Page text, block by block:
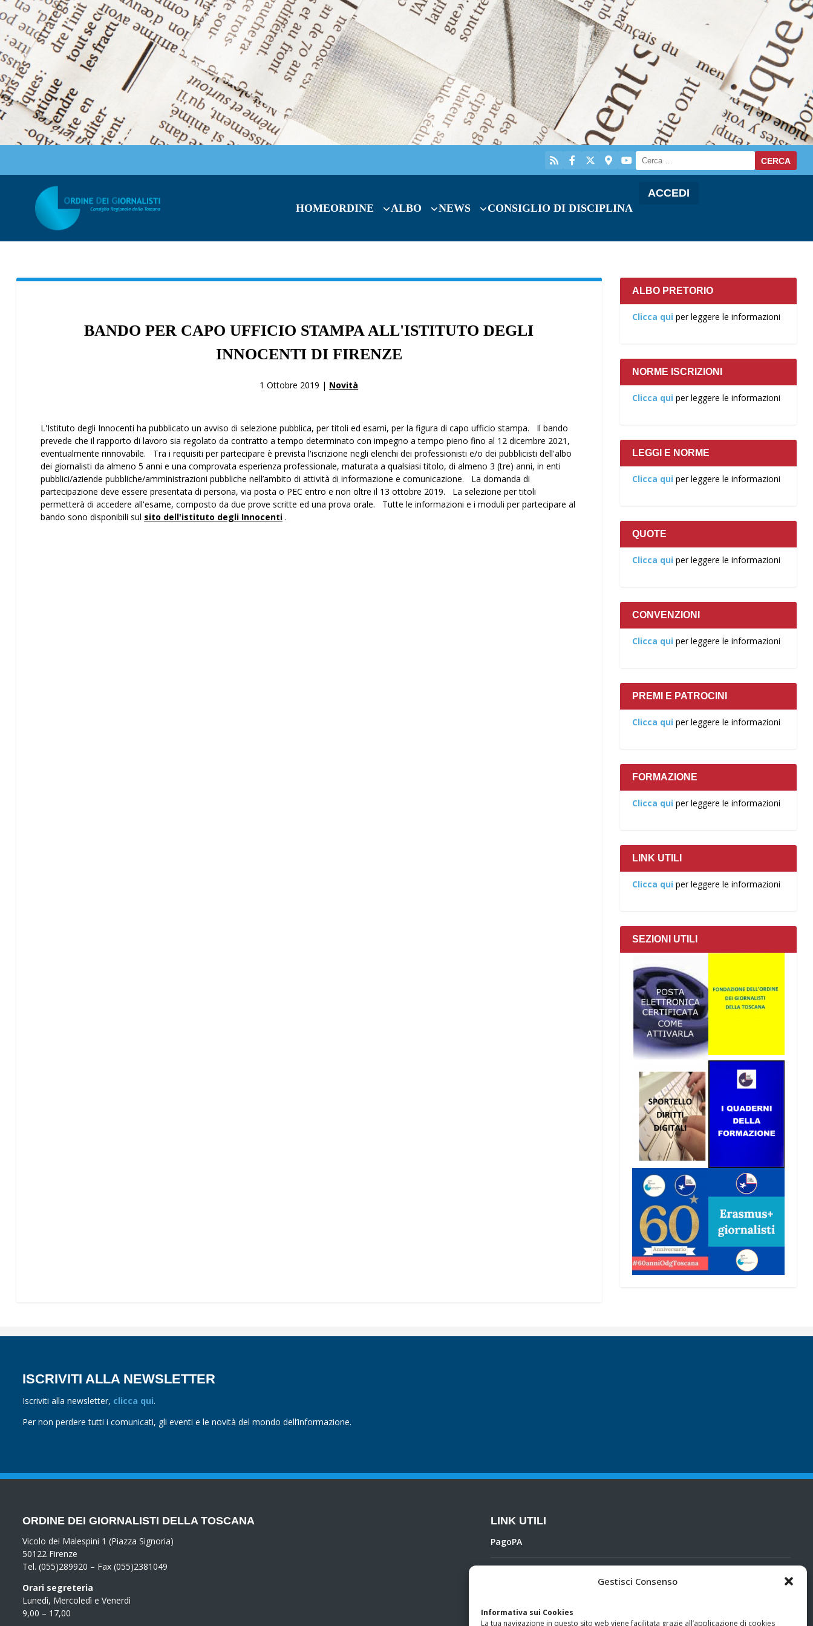
Gestisci Consenso
Informativa sui Cookies
La tua navigazione in questo sito web viene facilitata grazie all’applicazione di cookies
HOMEORDINE ALBO NEWS CONSIGLIO DI DISCIPLINA
ACCEDI
BANDO PER CAPO UFFICIO STAMPA ALL'ISTITUTO DEGLI
INNOCENTI DI FIRENZE
1 Ottobre 2019 | Novità
L'Istituto degli Innocenti ha pubblicato un avviso di selezione pubblica, per titoli ed esami, per la figura di capo ufficio stampa. Il bando
prevede che il rapporto di lavoro sia regolato da contratto a tempo determinato con impegno a tempo pieno fino al 12 dicembre 2021,
eventualmente rinnovabile. Tra i requisiti per partecipare è prevista l'iscrizione negli elenchi dei professionisti e/o dei pubblicisti dell'albo
dei giornalisti da almeno 5 anni e una comprovata esperienza professionale, maturata a qualsiasi titolo, di almeno 3 (tre) anni, in enti
pubblici/aziende pubbliche/amministrazioni pubbliche nell’ambito di attività di informazione e comunicazione. La domanda di
partecipazione deve essere presentata di persona, via posta o PEC entro e non oltre il 13 ottobre 2019. La selezione per titoli
permetterà di accedere all'esame, composto da due prove scritte ed una prova orale. Tutte le informazioni e i moduli per partecipare al
bando sono disponibili sul sito dell'istituto degli Innocenti .
ALBO PRETORIO
Clicca qui per leggere le informazioni
NORME ISCRIZIONI
Clicca qui per leggere le informazioni
LEGGI E NORME
Clicca qui per leggere le informazioni
QUOTE
Clicca qui per leggere le informazioni
CONVENZIONI
Clicca qui per leggere le informazioni
PREMI E PATROCINI
Clicca qui per leggere le informazioni
FORMAZIONE
Clicca qui per leggere le informazioni
LINK UTILI
Clicca qui per leggere le informazioni
SEZIONI UTILI
ISCRIVITI ALLA NEWSLETTER
Iscriviti alla newsletter, clicca qui.
Per non perdere tutti i comunicati, gli eventi e le novità del mondo dell’informazione.
ORDINE DEI GIORNALISTI DELLA TOSCANA
Vicolo dei Malespini 1 (Piazza Signoria)
50122 Firenze
Tel. (055)289920 – Fax (055)2381049
Orari segreteria
Lunedì, Mercoledì e Venerdì
9,00 – 17,00
LINK UTILI
PagoPA